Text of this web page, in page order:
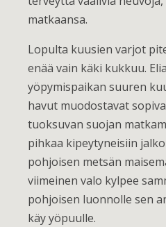
matkaansa.
Lopulta kuusien varjot
enää vain käki kukkuu.
yöpymispaikan suuren
havut muodostavat
tuoksuvan suojan
pihkaa kipeytyneisiin
pohjoisen metsän
viimeinen valo kylpee
pohjoisen luonnolle sen
käy yöpuulle.